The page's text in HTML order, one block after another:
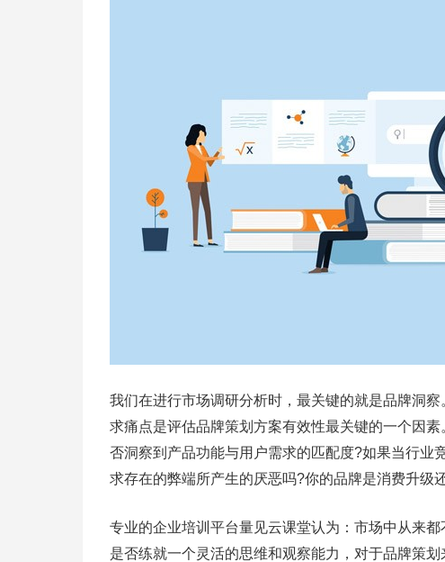
我们在进行市场调研分析时，最关键的就是品牌洞
求痛点是评估品牌策划方案有效性最关键的一个因
否洞察到产品功能与用户需求的匹配度?如果当行业
求存在的弊端所产生的厌恶吗?你的品牌是消费升级
专业的企业培训平台量见云课堂认为：市场中从来
是否练就一个灵活的思维和观察能力，对于品牌策